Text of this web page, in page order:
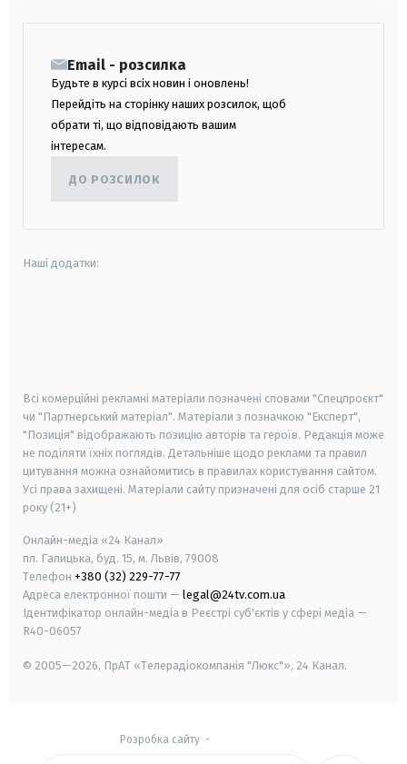
Email - розсилка
Будьте в курсі всіх новин і оновлень!
Перейдіть на сторінку наших розсилок, щоб
обрати ті, що відповідають вашим
інтересам.
ДО РОЗСИЛОК
Наші додатки:
Всі комерційні рекламні матеріали позначені словами "Спецпроєкт"
чи "Партнерський матеріал". Матеріали з позначкою "Експерт",
"Позиція" відображають позицію авторів та героїв. Редакція може
не поділяти їхніх поглядів. Детальніше щодо реклами та правил
цитування можна ознайомитись в правилах користування сайтом.
Усі права захищені. Матеріали сайту призначені для осіб старше 21
року (21+)
Онлайн-медіа «24 Канал»
пл. Галицька, буд. 15, м. Львів, 79008
Телефон +380 (32) 229-77-77
Адреса електронної пошти — legal@24tv.com.ua
Ідентифікатор онлайн-медіа в Реєстрі суб'єктів у сфері медіа —
R40-06057
© 2005—2026, ПрАТ «Телерадіокомпанія "Люкс"», 24 Канал.
Розробка сайту-